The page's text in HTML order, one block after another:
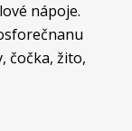
nápoje.
čočka, žito,